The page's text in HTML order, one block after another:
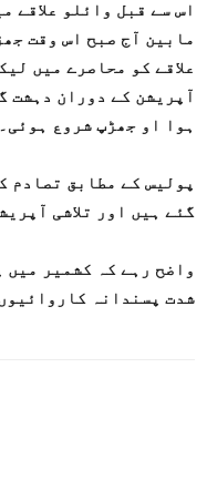
اس سے قبل وائلو علاقے
مابین آج صبح اس وقت
علاقے کو محاصرے میں
آپریشن کے دوران دہشت
ہوا او جھڑپ شروع ہوئی۔
پولیس کے مطابق تصادم
گئے ہیں اور تلاشی
واضح رہے کہ کشمیر
شدت پسندانہ